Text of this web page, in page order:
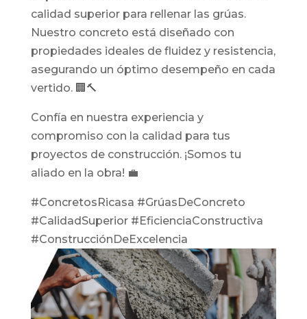
calidad superior para rellenar las grúas.
Nuestro concreto está diseñado con
propiedades ideales de fluidez y resistencia,
asegurando un óptimo desempeño en cada
vertido. 🏢🔨
Confía en nuestra experiencia y
compromiso con la calidad para tus
proyectos de construcción. ¡Somos tu
aliado en la obra! 💼
#ConcretosRicasa #GrúasDeConcreto
#CalidadSuperior #EficienciaConstructiva
#ConstrucciónDeExcelencia